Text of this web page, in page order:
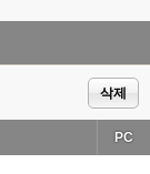
삭제
PC